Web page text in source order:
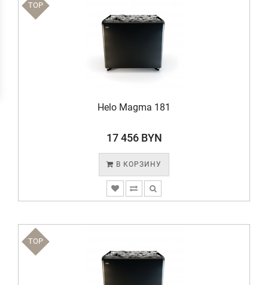
TOP
Helo Magma 181
17 456 BYN
В КОРЗИНУ
TOP